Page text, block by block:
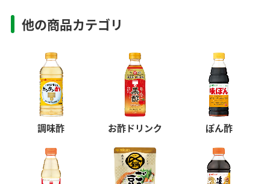
他の商品カテゴリ
調味酢 お酢ドリンク ぽん酢